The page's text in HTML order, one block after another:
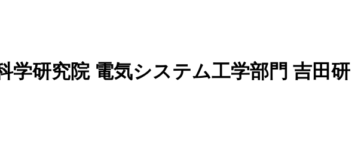
学研究院 電気システム工学部門 吉田研